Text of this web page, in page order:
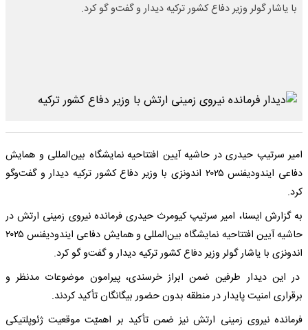
با یاشار گولر وزیر دفاع کشور ترکیه دیدار و گفت‌و گو کرد.
امیر سرتیپ حیدری در حاشیه‌ آیین افتتاحیه نمایشگاه بین‌المللی و همایش
دفاعی ایندودیفنس ۲۰۲۵ اندونزی با وزیر دفاع کشور ترکیه دیدار و گفت‌وگو
کرد.
به گزارش ایسنا، امیر سرتیپ کیومرث حیدری فرمانده نیروی زمینی ارتش در
حاشیه‌ آیین افتتاحیه نمایشگاه بین‌المللی و همایش دفاعی ایندودیفنس ۲۰۲۵
اندونزی با یاشار گولر وزیر دفاع کشور ترکیه دیدار و گفت‌و گو کرد.
در این دیدار طرفین ضمن ابراز خرسندی، پیرامون موضوعات مدنظر و
برقراری امنیت پایدار در منطقه بدون حضور بیگانگان تأکید کردند.
فرمانده نیروی زمینی ارتش نیز ضمن تأکید بر اهمیّت موقعیت ژئوپلتیکی